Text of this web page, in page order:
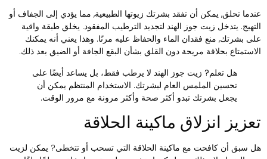
تحلق, يمكن أن تفقد بشرتك زيوتها الطبيعية, مما يؤدي إلى الجفاف أو
يتدخل زيت جوز الهند لتجديد الترطيب المفقود. يخلق طبقة واقية
بشرتك, منع فقدان الماء والحفاظ عليه مرنًا. وهذا يعني أنه يمكنك
بحلاقة مريحة دون القلق بشأن البقع الجافة أو الضيق بعد ذلك.
هل تعلم?زيت جوز الهند لا يرطب فقط، بل يساعد أيضًا على
تحسين الملمس العام لبشرتك. الاستخدام المنتظم يمكن أن
يجعل بشرتك تبدو أكثر صحة وأكثر مرونة مع مرور الوقت.
انزلاق ماكينة الحلاقة
سبق أن كافحت مع ماكينة الحلاقة التي تسحب أو تتخطى? يمكن لزيت